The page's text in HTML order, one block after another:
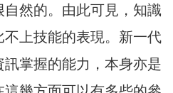
然的。由此可見，知識
上技能的表現。新一代
掌握的能力，本身亦是